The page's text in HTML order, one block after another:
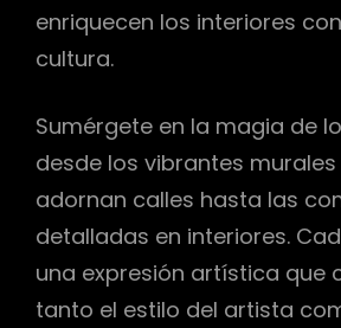
enriquecen los interiores
cultura.
Sumérgete en la magia de
desde los vibrantes
adornan calles hasta las
detalladas en interiores.
una expresión artística que
tanto el estilo del artista